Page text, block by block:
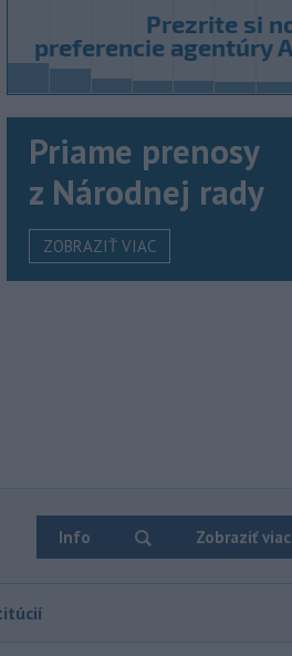
Priame prenosy
z Národnej rady
ZOBRAZIŤ VIAC
Info Zobraziť viac